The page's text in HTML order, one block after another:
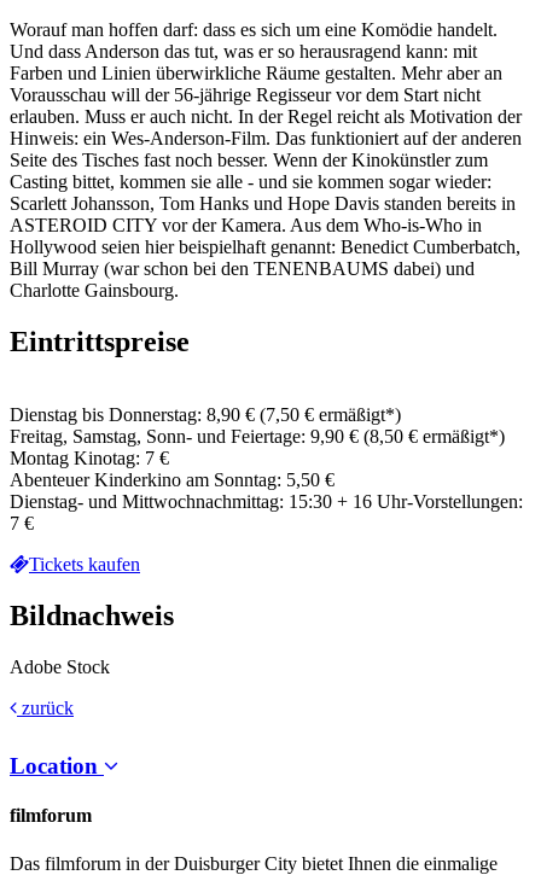
Worauf man hoffen darf: dass es sich um eine Komödie handelt.
Und dass Anderson das tut, was er so herausragend kann: mit
Farben und Linien überwirkliche Räume gestalten. Mehr aber an
Vorausschau will der 56-jährige Regisseur vor dem Start nicht
erlauben. Muss er auch nicht. In der Regel reicht als Motivation der
Hinweis: ein Wes-Anderson-Film. Das funktioniert auf der anderen
Seite des Tisches fast noch besser. Wenn der Kinokünstler zum
Casting bittet, kommen sie alle - und sie kommen sogar wieder:
Scarlett Johansson, Tom Hanks und Hope Davis standen bereits in
ASTEROID CITY vor der Kamera. Aus dem Who-is-Who in
Hollywood seien hier beispielhaft genannt: Benedict Cumberbatch,
Bill Murray (war schon bei den TENENBAUMS dabei) und
Charlotte Gainsbourg.
Eintrittspreise
Dienstag bis Donnerstag: 8,90 € (7,50 € ermäßigt*)
Freitag, Samstag, Sonn- und Feiertage: 9,90 € (8,50 € ermäßigt*)
Montag Kinotag: 7 €
Abenteuer Kinderkino am Sonntag: 5,50 €
Dienstag- und Mittwochnachmittag: 15:30 + 16 Uhr-Vorstellungen:
7 €
Tickets kaufen
Bildnachweis
Adobe Stock
zurück
Location
filmforum
Das filmforum in der Duisburger City bietet Ihnen die einmalige